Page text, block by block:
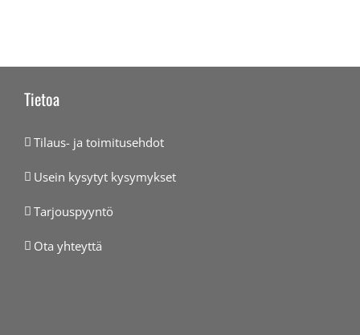
Tietoa
Tilaus- ja toimitusehdot
Usein kysytyt kysymykset
Tarjouspyyntö
Ota yhteyttä